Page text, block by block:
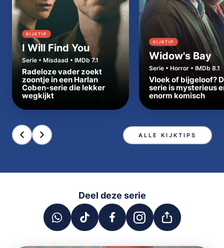
KIJKTIP
I Will Find You
Serie • Misdaad • IMDb 7.1
Radeloze vader zoekt
zoontje in een Harlan
Coben-serie die lekker
wegkijkt
KIJKTIP
Widow's Bay
Serie • Horror • IMDb 8.1
Vloek of bijgeloof?
serie is mysterieus
enorm komisch
ALLE KIJKTIPS
Deel deze serie